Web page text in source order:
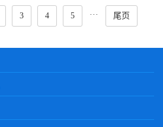
3 4 5 ··· 尾页